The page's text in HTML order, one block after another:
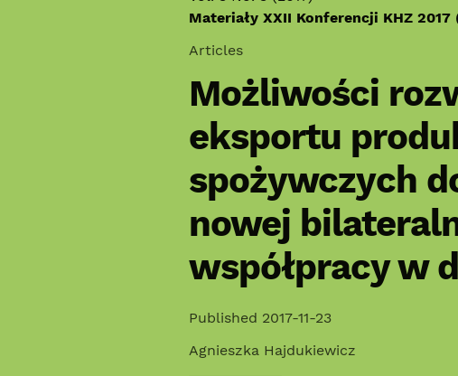
Materiały XXII Konferencji KHZ
Articles
Możliwości
eksportu
spożywczych
nowej
współpracy w
Published 2017-11-23
Agnieszka Hajdukiewicz